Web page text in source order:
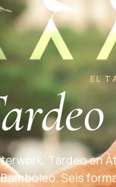
EL
Tardeo en
Bamboleo. Seis